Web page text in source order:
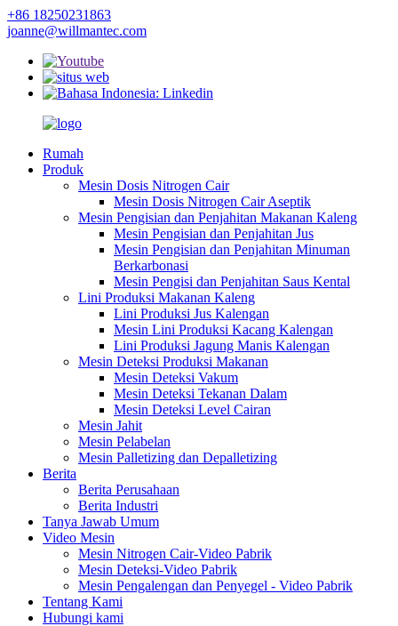
+86 18250231863
joanne@willmantec.com
Rumah
Produk
Mesin Dosis Nitrogen Cair
Mesin Dosis Nitrogen Cair Aseptik
Mesin Pengisian dan Penjahitan Makanan Kaleng
Mesin Pengisian dan Penjahitan Jus
Mesin Pengisian dan Penjahitan Minuman
Berkarbonasi
Mesin Pengisi dan Penjahitan Saus Kental
Lini Produksi Makanan Kaleng
Lini Produksi Jus Kalengan
Mesin Lini Produksi Kacang Kalengan
Lini Produksi Jagung Manis Kalengan
Mesin Deteksi Produksi Makanan
Mesin Deteksi Vakum
Mesin Deteksi Tekanan Dalam
Mesin Deteksi Level Cairan
Mesin Jahit
Mesin Pelabelan
Mesin Palletizing dan Depalletizing
Berita
Berita Perusahaan
Berita Industri
Tanya Jawab Umum
Video Mesin
Mesin Nitrogen Cair-Video Pabrik
Mesin Deteksi-Video Pabrik
Mesin Pengalengan dan Penyegel - Video Pabrik
Tentang Kami
Hubungi kami